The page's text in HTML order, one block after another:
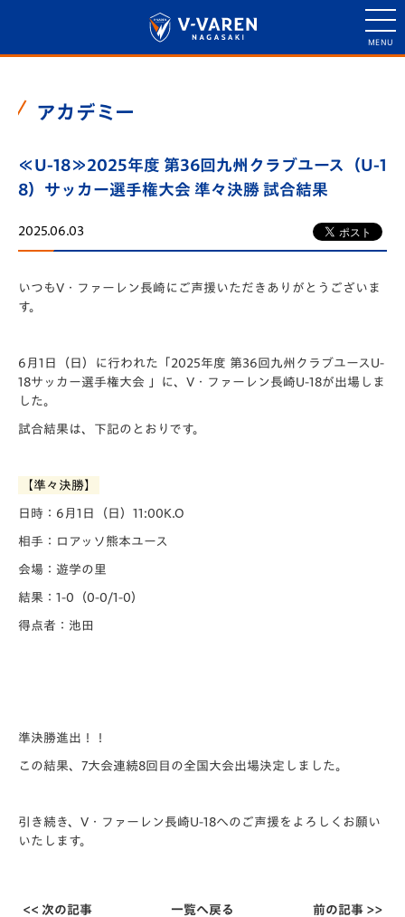
アカデミー
≪U-18≫2025年度 第36回九州クラブユース（U-1
8）サッカー選手権大会 準々決勝 試合結果
2025.06.03
いつもV・ファーレン長崎にご声援いただきありがとうございま
す。
6月1日（日）に行われた「️2025年度 第36回九州クラブユースU-
18サッカー選手権大会 」に、V・ファーレン長崎U-18が出場しま
した。
試合結果は、下記のとおりです。
【準々決勝】
日時：6月1日（日）11:00K.O
相手：ロアッソ熊本ユース
会場：遊学の里
結果：1-0（0-0/1-0）
得点者：池田
準決勝進出！！
この結果、7大会連続8回目の全国大会出場決定しました。
引き続き、V・ファーレン長崎U-18へのご声援をよろしくお願い
いたします。
<< 次の記事 一覧へ戻る 前の記事 >>